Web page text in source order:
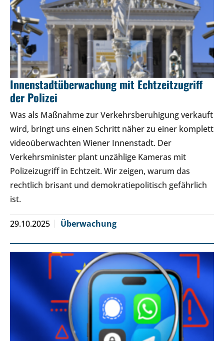
Innenstadtüberwachung mit Echtzeitzugriff
der Polizei
Was als Maßnahme zur Verkehrsberuhigung verkauft
wird, bringt uns einen Schritt näher zu einer komplett
videoüberwachten Wiener Innenstadt. Der
Verkehrsminister plant unzählige Kameras mit
Polizeizugriff in Echtzeit. Wir zeigen, warum das
rechtlich brisant und demokratiepolitisch gefährlich
ist.
29.10.2025 Überwachung